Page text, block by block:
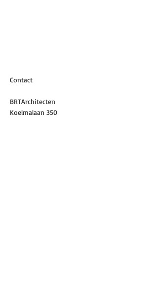
Contact
BRTArchitecten
Koelmalaan 350